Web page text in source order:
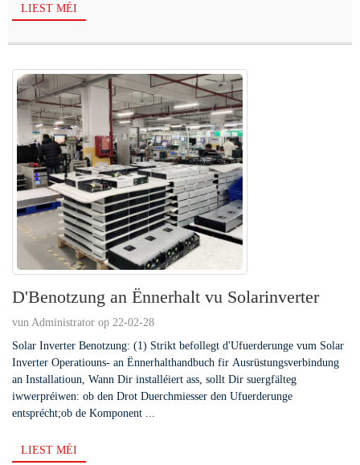
LIEST MÉI
D'Benotzung an Ënnerhalt vu Solarinverter
vun Administrator op 22-02-28
Solar Inverter Benotzung: (1) Strikt befollegt d'Ufuerderunge vum Solar
Inverter Operatiouns- an Ënnerhalthandbuch fir Ausrüstungsverbindung
an Installatioun, Wann Dir installéiert ass, sollt Dir suergfälteg
iwwerpréiwen: ob den Drot Duerchmiesser den Ufuerderunge
entsprécht;ob de Komponent ...
LIEST MÉI